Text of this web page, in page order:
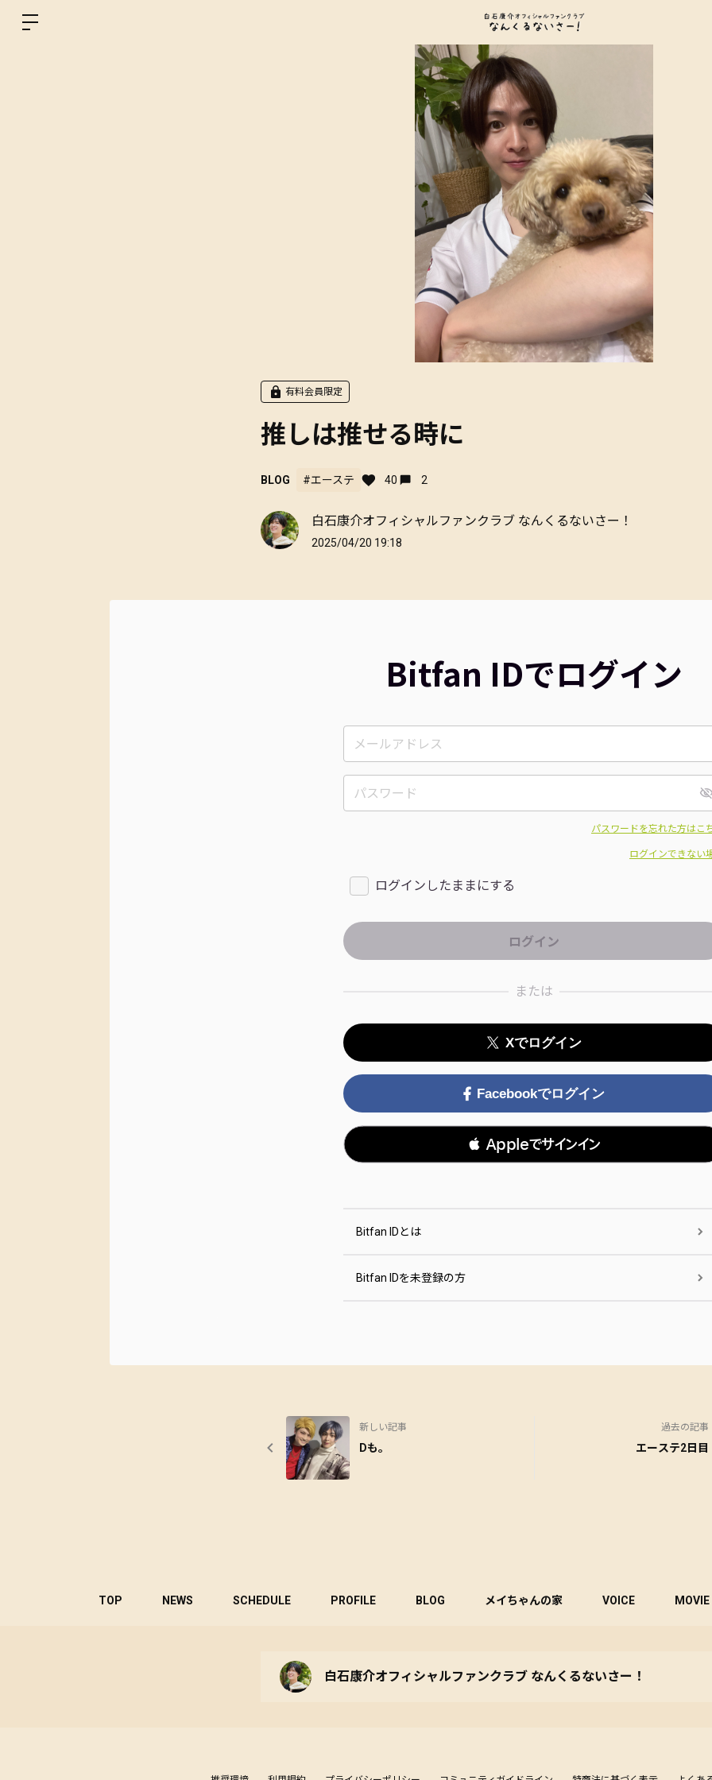
有料会員限定
推しは推せる時に
BLOG #エーステ 40 2
白石康介オフィシャルファンクラブ なんくるないさー！
2025/04/20 19:18
Bitfan IDでログイン
パスワードを忘れた方はこ
ログインできない
ログインしたままにする
または
Xでログイン
Facebookでログイン
 Appleでサインイン
Bitfan IDとは
Bitfan IDを未登録の方
新しい記事
Dも。
過去の記事
エーステ2日目
TOP NEWS SCHEDULE PROFILE BLOG メイちゃんの家 VOICE MOVIE
白石康介オフィシャルファンクラブ なんくるないさー！